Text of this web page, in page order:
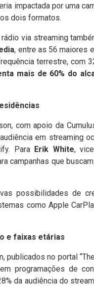
impactada por uma
dois formatos.
via streaming
, entre as 56 maiores
terrestre, com
mais de 60% do
com apoio da
em streaming
Para Erik White,
campanhas que
possibilidades de
como Apple
e faixas etárias
publicados no portal
programações de
da audiência do